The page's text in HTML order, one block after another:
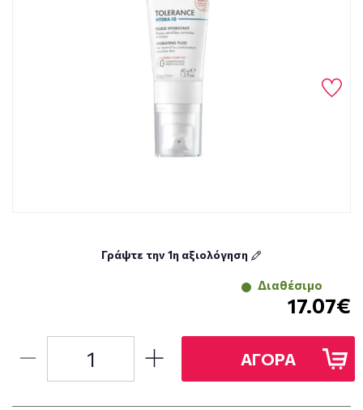
Γράψτε την 1η αξιολόγηση
Διαθέσιμο
17.07€
ΑΓΟΡΑ